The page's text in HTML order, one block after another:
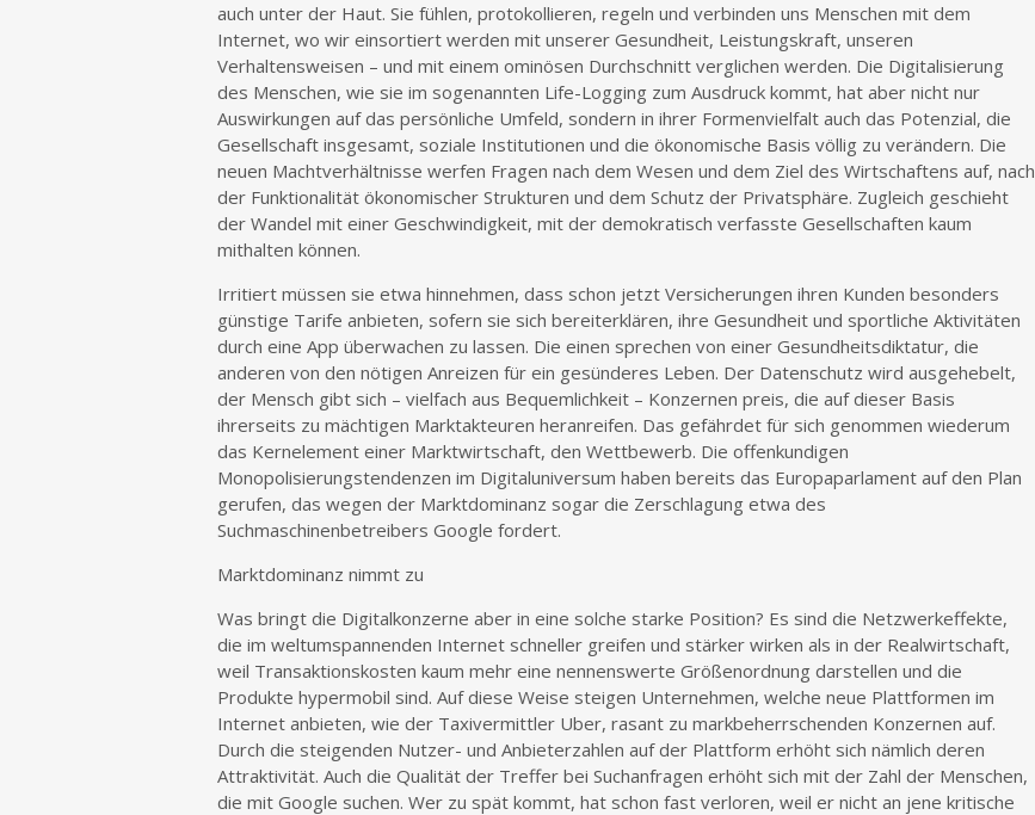
auch unter der Haut. Sie fühlen, protokollieren, regeln und verbinden uns Menschen mit dem
Internet, wo wir einsortiert werden mit unserer Gesundheit, Leistungskraft, unseren
Verhaltensweisen – und mit einem ominösen Durchschnitt verglichen werden. Die Digitalisierung
des Menschen, wie sie im sogenannten Life-Logging zum Ausdruck kommt, hat aber nicht nur
Auswirkungen auf das persönliche Umfeld, sondern in ihrer Formenvielfalt auch das Potenzial, die
Gesellschaft insgesamt, soziale Institutionen und die ökonomische Basis völlig zu verändern. Die
neuen Machtverhältnisse werfen Fragen nach dem Wesen und dem Ziel des Wirtschaftens auf, nach
der Funktionalität ökonomischer Strukturen und dem Schutz der Privatsphäre. Zugleich geschieht
der Wandel mit einer Geschwindigkeit, mit der demokratisch verfasste Gesellschaften kaum
mithalten können.
Irritiert müssen sie etwa hinnehmen, dass schon jetzt Versicherungen ihren Kunden besonders
günstige Tarife anbieten, sofern sie sich bereiterklären, ihre Gesundheit und sportliche Aktivitäten
durch eine App überwachen zu lassen. Die einen sprechen von einer Gesundheitsdiktatur, die
anderen von den nötigen Anreizen für ein gesünderes Leben. Der Datenschutz wird ausgehebelt,
der Mensch gibt sich – vielfach aus Bequemlichkeit – Konzernen preis, die auf dieser Basis
ihrerseits zu mächtigen Marktakteuren heranreifen. Das gefährdet für sich genommen wiederum
das Kernelement einer Marktwirtschaft, den Wettbewerb. Die offenkundigen
Monopolisierungstendenzen im Digitaluniversum haben bereits das Europaparlament auf den Plan
gerufen, das wegen der Marktdominanz sogar die Zerschlagung etwa des
Suchmaschinenbetreibers Google fordert.
Marktdominanz nimmt zu
Was bringt die Digitalkonzerne aber in eine solche starke Position? Es sind die Netzwerkeffekte,
die im weltumspannenden Internet schneller greifen und stärker wirken als in der Realwirtschaft,
weil Transaktionskosten kaum mehr eine nennenswerte Größenordnung darstellen und die
Produkte hypermobil sind. Auf diese Weise steigen Unternehmen, welche neue Plattformen im
Internet anbieten, wie der Taxivermittler Uber, rasant zu markbeherrschenden Konzernen auf.
Durch die steigenden Nutzer- und Anbieterzahlen auf der Plattform erhöht sich nämlich deren
Attraktivität. Auch die Qualität der Treffer bei Suchanfragen erhöht sich mit der Zahl der Menschen,
die mit Google suchen. Wer zu spät kommt, hat schon fast verloren, weil er nicht an jene kritische